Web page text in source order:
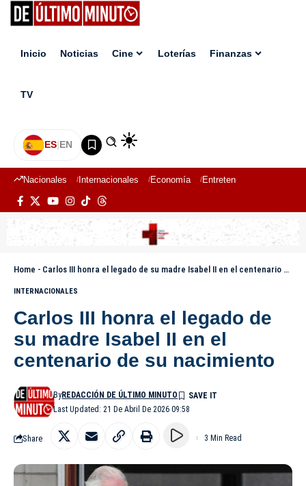
Inicio Noticias Cine Loterías Finanzas
TV
ES|EN
Nacionales Internacionales Economía Entretenimiento
Home - Carlos III honra el legado de su madre Isabel II en el centenario de su nacimiento
INTERNACIONALES
Carlos III honra el legado de
su madre Isabel II en el
centenario de su nacimiento
Last Updated: 21 De Abril De 2026 09:58
ByREDACCIÓN DE ÚLTIMO MINUTO
Share 3 Min Read